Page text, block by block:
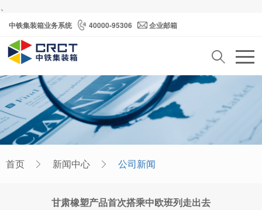
、
中铁集装箱业务系统 40000-95306 企业邮箱
首页 新闻中心 公司新闻
甘肃橡塑产品首次搭乘中欧班列走出去